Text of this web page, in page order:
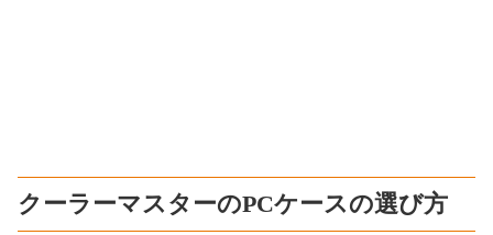
クーラーマスターのPCケースの選び方